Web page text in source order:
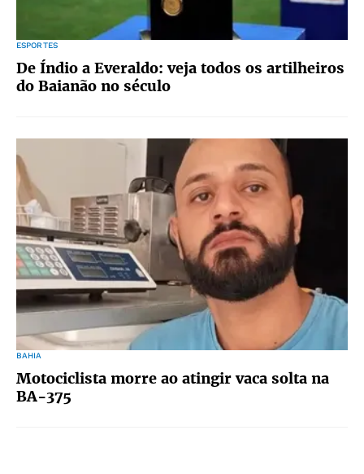
ESPORTES
De Índio a Everaldo: veja todos os artilheiros
do Baianão no século
BAHIA
Motociclista morre ao atingir vaca solta na
BA-375